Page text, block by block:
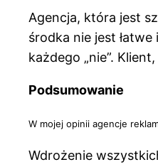
Agencja, która jest
środka nie jest
każdego „nie”.
Podsumowanie
W mojej opinii agencje
Wdrożenie